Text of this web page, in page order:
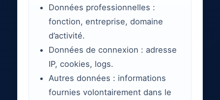
Données professionnelles :
fonction, entreprise, domaine
d’activité.
Données de connexion : adresse
IP, cookies, logs.
Autres données : informations
fournies volontairement dans le